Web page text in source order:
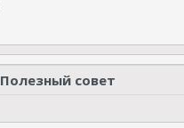
Полезный совет